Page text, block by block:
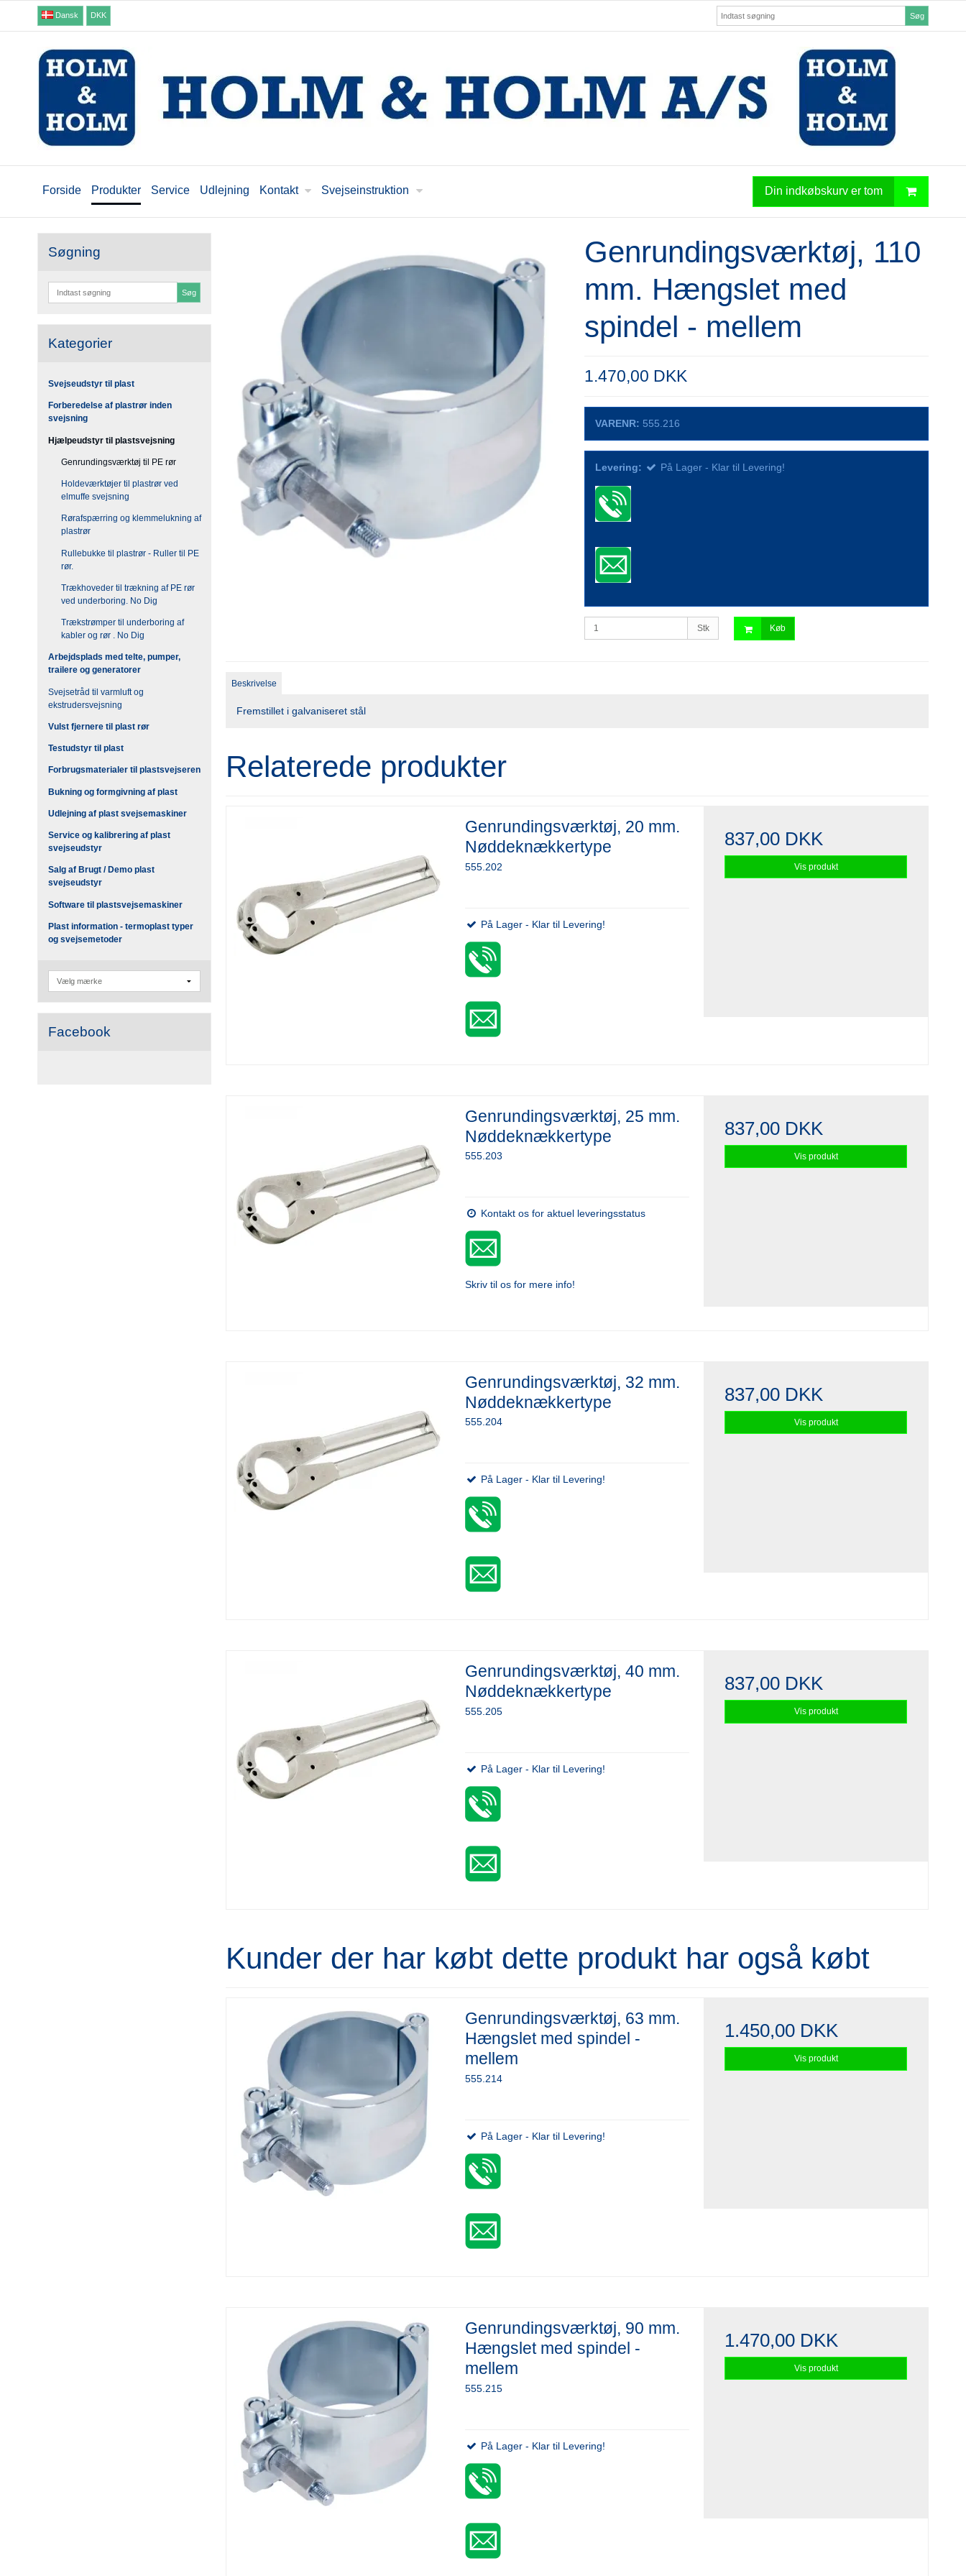
Dansk DKK Søg
Forside Produkter Service Udlejning Kontakt Svejseinstruktion Din indkøbskurv er tom
Søgning
Søg
Kategorier
Svejseudstyr til plast
Forberedelse af plastrør inden
svejsning
Hjælpeudstyr til plastsvejsning
Genrundingsværktøj til PE rør
Holdeværktøjer til plastrør ved
elmuffe svejsning
Rørafspærring og klemmelukning af
plastrør
Rullebukke til plastrør - Ruller til PE
rør.
Trækhoveder til trækning af PE rør
ved underboring. No Dig
Trækstrømper til underboring af
kabler og rør . No Dig
Arbejdsplads med telte, pumper,
trailere og generatorer
Svejsetråd til varmluft og
ekstrudersvejsning
Vulst fjernere til plast rør
Testudstyr til plast
Forbrugsmaterialer til plastsvejseren
Bukning og formgivning af plast
Udlejning af plast svejsemaskiner
Service og kalibrering af plast
svejseudstyr
Salg af Brugt / Demo plast
svejseudstyr
Software til plastsvejsemaskiner
Plast information - termoplast typer
og svejsemetoder
Facebook
Genrundingsværktøj, 110
mm. Hængslet med
spindel - mellem
1.470,00 DKK
VARENR: 555.216
Levering: På Lager - Klar til Levering!
Stk Køb
Beskrivelse
Fremstillet i galvaniseret stål
Relaterede produkter
Genrundingsværktøj, 20 mm.
Nøddeknækkertype
555.202
På Lager - Klar til Levering!
837,00 DKK
Vis produkt
Genrundingsværktøj, 25 mm.
Nøddeknækkertype
555.203
Kontakt os for aktuel leveringsstatus
Skriv til os for mere info!
837,00 DKK
Vis produkt
Genrundingsværktøj, 32 mm.
Nøddeknækkertype
555.204
På Lager - Klar til Levering!
837,00 DKK
Vis produkt
Genrundingsværktøj, 40 mm.
Nøddeknækkertype
555.205
På Lager - Klar til Levering!
837,00 DKK
Vis produkt
Kunder der har købt dette produkt har også købt
Genrundingsværktøj, 63 mm.
Hængslet med spindel -
mellem
555.214
På Lager - Klar til Levering!
1.450,00 DKK
Vis produkt
Genrundingsværktøj, 90 mm.
Hængslet med spindel -
mellem
555.215
På Lager - Klar til Levering!
1.470,00 DKK
Vis produkt